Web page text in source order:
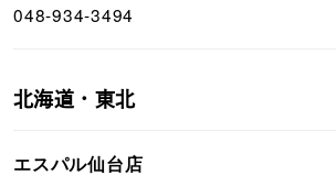
048-934-3494
北海道・東北
エスパル仙台店